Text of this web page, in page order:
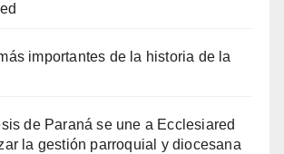
importantes de la historia de la
de Paraná se une a Ecclesiared
la gestión parroquial y diocesana